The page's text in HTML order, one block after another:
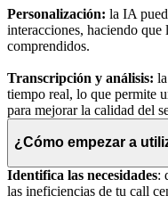
Personalización: la IA
interacciones, haciendo que
comprendidos.
Transcripción y análisis:
tiempo real, lo que permite
para mejorar la calidad del
¿Cómo empezar a
Identifica las necesidades:
las ineficiencias de tu call